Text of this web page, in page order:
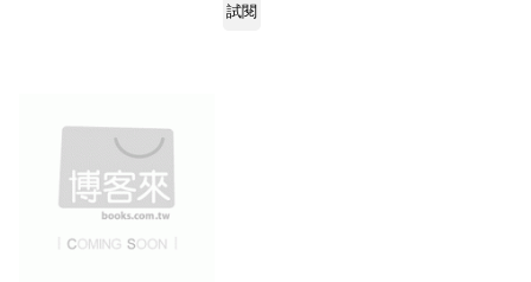
試閱